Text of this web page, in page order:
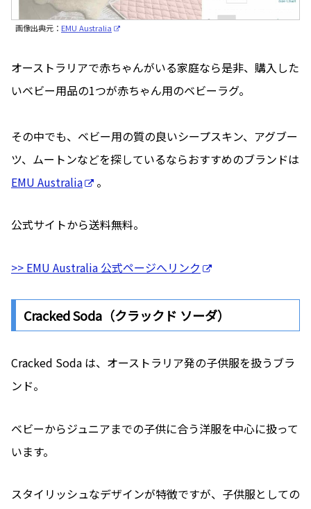
画像出典元： EMU Australia
オーストラリアで赤ちゃんがいる家庭なら是非、購入した
いベビー用品の1つが赤ちゃん用のベビーラグ。
その中でも、ベビー用の質の良いシープスキン、アグブー
ツ、ムートンなどを探しているならおすすめのブランドは
EMU Australia
。
公式サイトから送料無料。
>> EMU Australia 公式ページへリンク
Cracked Soda（クラックド ソーダ）
Cracked Soda は、オーストラリア発の子供服を扱うブラ
ンド。
ベビーからジュニアまでの子供に合う洋服を中心に扱って
います。
スタイリッシュなデザインが特徴ですが、子供服としての